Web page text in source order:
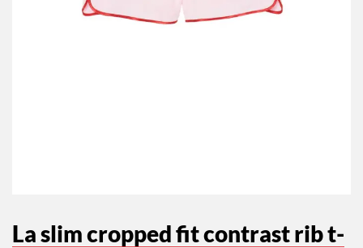
La slim cropped fit contrast rib t-